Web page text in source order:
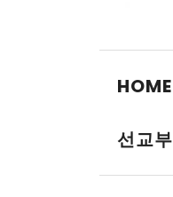
HOME
선교부